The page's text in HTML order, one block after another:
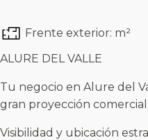
Frente exterior: m²
ALURE DEL VALLE
Tu negocio en Alure del
gran proyección comercial.
Visibilidad y ubicación